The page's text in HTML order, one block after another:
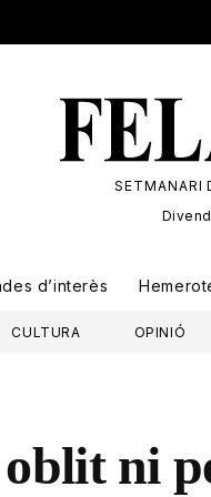
SETMANARI
d’interès
CULTURA OPINIÓ
ni